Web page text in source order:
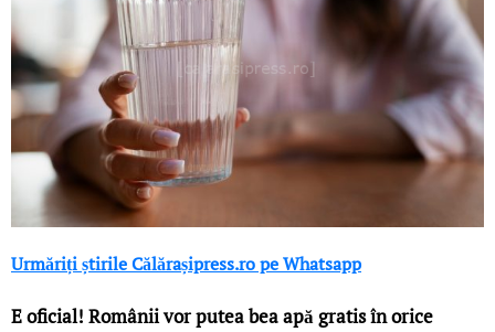
Urmăriți știrile Călărașipress.ro pe Whatsapp
E oficial! Românii vor putea bea apă gratis în orice